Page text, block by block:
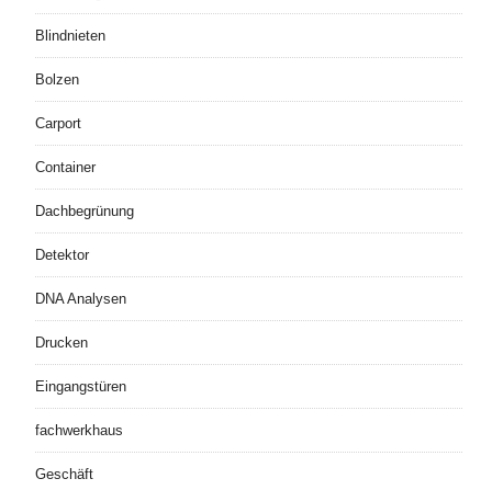
Blindnieten
Bolzen
Carport
Container
Dachbegrünung
Detektor
DNA Analysen
Drucken
Eingangstüren
fachwerkhaus
Geschäft